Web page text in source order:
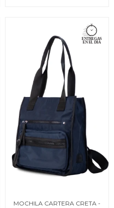
MOCHILA CARTERA CRETA -